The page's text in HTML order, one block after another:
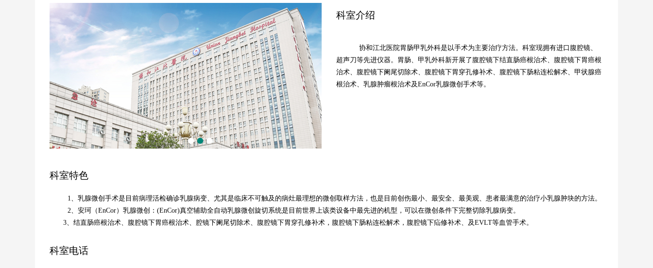
科室介绍
协和江北医院胃肠甲乳外科是以手术为主要治疗方法。科室现拥有进口腹腔镜、
超声刀等先进仪器。胃肠、甲乳外科新开展了腹腔镜下结直肠癌根治术、腹腔镜下胃癌根
治术、腹腔镜下阑尾切除术、腹腔镜下胃穿孔修补术、腹腔镜下肠粘连松解术、甲状腺癌
根治术、乳腺肿瘤根治术及EnCor乳腺微创手术等。
科室特色
1、乳腺微创手术是 目前病理活检确诊乳腺病变、尤其是临床不可触及的病灶最理想的微创取样方法，也是目前创伤最小、最安全、最美观、患者最满意的治疗小乳腺肿块的方法。
2、安珂（EnCor）乳腺微创： (EnCor)真空辅助全自动乳腺微创旋切系统是目前世界上该类设备中最先进的机型，可以在微创条件下完整切除乳腺病变。
3、结直肠癌根治术、腹腔镜下胃癌根治术、腔镜下阑尾切除术、腹腔镜下胃穿孔修补术，腹腔镜下肠粘连松解术， 腹腔镜下疝修补术、及EVLT等血管手术。
科室电话